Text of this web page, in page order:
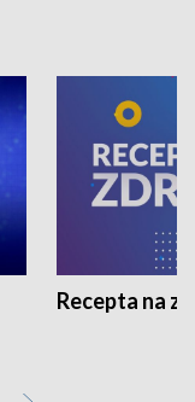
Recepta na